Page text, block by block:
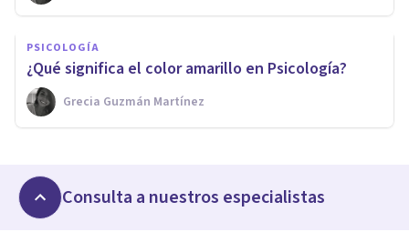
PSICOLOGÍA
¿Qué significa el color amarillo en Psicología?
Grecia Guzmán Martínez
Consulta a nuestros especialistas